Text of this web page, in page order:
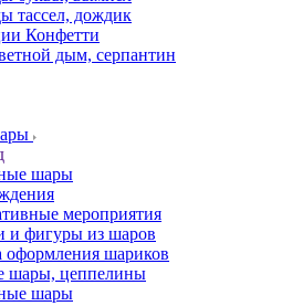
тассел, дождик
Конфетти
дым, серпантин
шары
мероприятия
и фигуры из шаров
оформления шариков
шары, цеппелины
шары